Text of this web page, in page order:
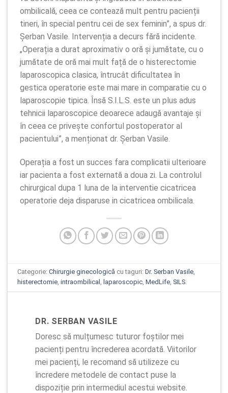
ombilicală, ceea ce contează mult pentru pacienții
tineri, în special pentru cei de sex feminin”, a spus dr.
Șerban Vasile. Intervenția a decurs fără incidente.
„Operația a durat aproximativ o oră și jumătate, cu o
jumătate de oră mai mult față de o histerectomie
laparoscopica clasica, întrucât dificultatea în
gestica operatorie este mai mare in comparatie cu o
laparoscopie tipica. Însă S.I.L.S. este un plus adus
tehnicii laparoscopice deoarece adaugă avantaje și
în ceea ce privește confortul postoperator al
pacientului”, a menționat dr. Șerban Vasile.
Operația a fost un succes fara complicatii ulterioare
iar pacienta a fost externată a doua zi. La controlul
chirurgical dupa 1 luna de la interventie cicatricea
operatorie deja disparuse in cicatricea ombilicala.
Categorie:Chirurgie ginecologică cu taguri:Dr. Serban Vasile,
histerectomie,intraombilical, laparoscopic,MedLife,SILS.
DR. SERBAN VASILE
Doresc să mulțumesc tuturor foștilor mei
pacienți pentru încrederea acordată. Viitorilor
mei pacienți, le recomand să utilizeze cu
încredere metodele de contact puse la
dispoziție prin intermediul acestui website.